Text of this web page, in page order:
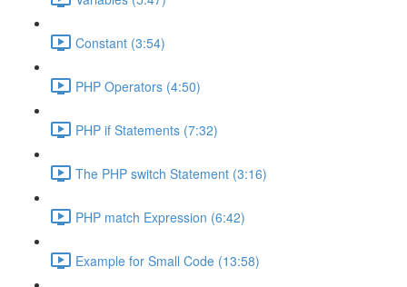
Constant (3:54)
PHP Operators (4:50)
PHP if Statements (7:32)
The PHP switch Statement (3:16)
PHP match Expression (6:42)
Example for Small Code (13:58)